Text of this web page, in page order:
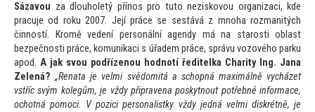
Sázavou za dlouholetý přínos pro tuto neziskovou organizaci, kde
pracuje od roku 2007. Její práce se sestává z mnoha rozmanitých
činností. Kromě vedení personální agendy má na starosti oblast
bezpečnosti práce, komunikaci s úřadem práce, správu vozového parku
apod. A jak svou podřízenou hodnotí ředitelka Charity Ing. Jana
Zelená? „Renata je velmi svědomitá a schopná maximálně vycházet
vstříc svým kolegům, je vždy připravena poskytnout potřebné informace,
ochotná pomoci. V pozici personalistky vždy jedná velmi diskrétně, je